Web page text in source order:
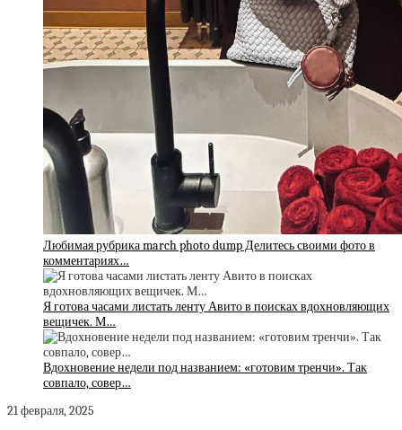
Любимая рубрика march photo dump Делитесь своими фото в
комментариях…
Я готова часами листать ленту Авито в поисках вдохновляющих
вещичек. М…
Вдохновение недели под названием: «готовим тренчи». Так
совпало, совер…
21 февраля, 2025